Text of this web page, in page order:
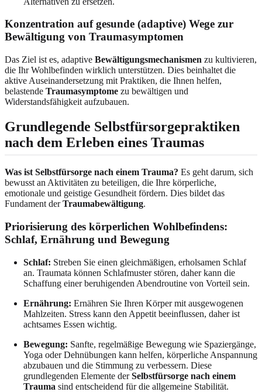
Konzentration auf gesunde (adaptive) Wege zur
Bewältigung von Traumasymptomen
Das Ziel ist es, adaptive Bewältigungsmechanismen zu kultivieren,
die Ihr Wohlbefinden wirklich unterstützen. Dies beinhaltet die
aktive Auseinandersetzung mit Praktiken, die Ihnen helfen,
belastende Traumasymptome zu bewältigen und
Widerstandsfähigkeit aufzubauen.
Grundlegende Selbstfürsorgepraktiken
nach dem Erleben eines Traumas
Was ist Selbstfürsorge nach einem Trauma? Es geht darum, sich
bewusst an Aktivitäten zu beteiligen, die Ihre körperliche,
emotionale und geistige Gesundheit fördern. Dies bildet das
Fundament derTraumabewältigung.
Priorisierung des körperlichen Wohlbefindens:
Schlaf, Ernährung und Bewegung
Schlaf: Streben Sie einen gleichmäßigen, erholsamen Schlaf
an. Traumata können Schlafmuster stören, daher kann die
Schaffung einer beruhigenden Abendroutine von Vorteil sein.
Ernährung: Ernähren Sie Ihren Körper mit ausgewogenen
Mahlzeiten. Stress kann den Appetit beeinflussen, daher ist
achtsames Essen wichtig.
Bewegung: Sanfte, regelmäßige Bewegung wie Spaziergänge,
Yoga oder Dehnübungen kann helfen, körperliche Anspannung
abzubauen und die Stimmung zu verbessern. Diese
grundlegenden Elemente derSelbstfürsorge nach einem
Trauma sind entscheidend für die allgemeine Stabilität.